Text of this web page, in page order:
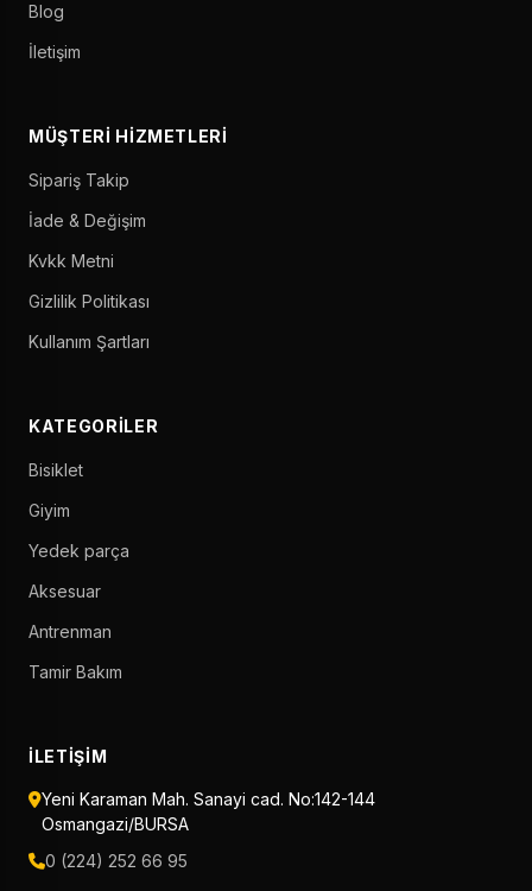
Blog
İletişim
MÜŞTERI HIZMETLERI
Sipariş Takip
İade & Değişim
Kvkk Metni
Gizlilik Politikası
Kullanım Şartları
KATEGORILER
Bisiklet
Giyim
Yedek parça
Aksesuar
Antrenman
Tamir Bakım
İLETIŞIM
Yeni Karaman Mah. Sanayi cad. No:142-144
Osmangazi/BURSA
0 (224) 252 66 95